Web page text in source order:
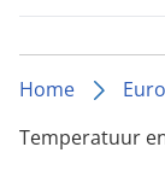
Home
Temperatuur